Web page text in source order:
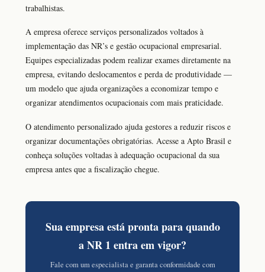
trabalhistas.
A empresa oferece serviços personalizados voltados à
implementação das NR’s e gestão ocupacional empresarial.
Equipes especializadas podem realizar exames diretamente na
empresa, evitando deslocamentos e perda de produtividade —
um modelo que ajuda organizações a economizar tempo e
organizar atendimentos ocupacionais com mais praticidade.
O atendimento personalizado ajuda gestores a reduzir riscos e
organizar documentações obrigatórias. Acesse a Apto Brasil e
conheça soluções voltadas à adequação ocupacional da sua
empresa antes que a fiscalização chegue.
Sua empresa está pronta para quando
a NR 1 entra em vigor?
Fale com um especialista e garanta conformidade com